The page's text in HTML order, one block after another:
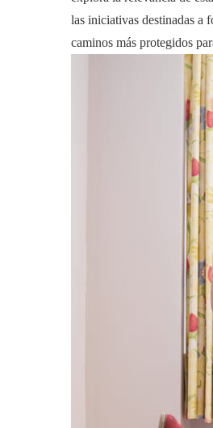
las iniciativas destinadas a
caminos más protegidos